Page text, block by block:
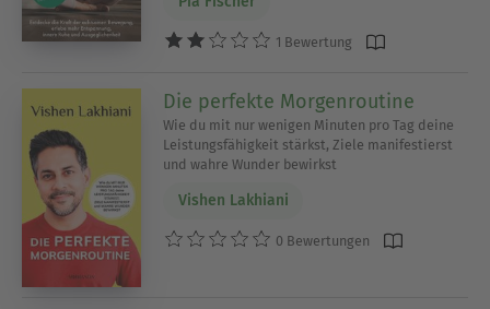
machen.
Selbstoptimierungs-Bücher als eBook und
Hörbuch. Entdecke Titel, die Dich unterstützen,
Dein bestes Selbst zu werden.
1 Bewertung
Die perfekte Morgenroutine
Wie du mit nur wenigen Minuten pro Tag deine
Leistungsfähigkeit stärkst, Ziele manifestierst
und wahre Wunder bewirkst
Vishen Lakhiani
0 Bewertungen